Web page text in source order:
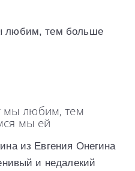
любим, тем больше
любим, тем
мы ей
из Евгения Онегина
и недалекий